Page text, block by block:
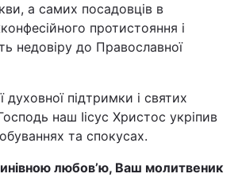
а самих посадовців в
протистояння і
недовіру до Православної
підтримки і святих
наш Іісус Христос укріпив
та спокусах.
любов’ю, Ваш молитвеник